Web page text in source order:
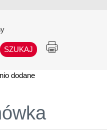
dodane